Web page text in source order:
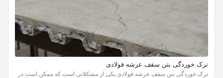
ترک خوردگی بتن سقف عرشه فولادی
ترک خوردگی بتن سقف عرشه فولادی یکی از مشکلاتی است که ممکن است در